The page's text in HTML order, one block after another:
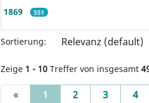
1869 551
Sortierung:
Zeige 1 - 10 Treffer von insgesamt
« 1 (current)
2 3 4